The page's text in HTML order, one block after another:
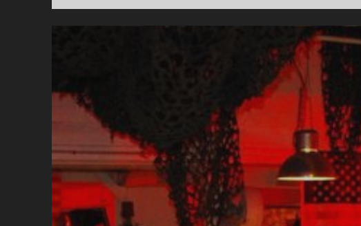
QUE
LES
LE
STAND
SAINTS
ROW
!